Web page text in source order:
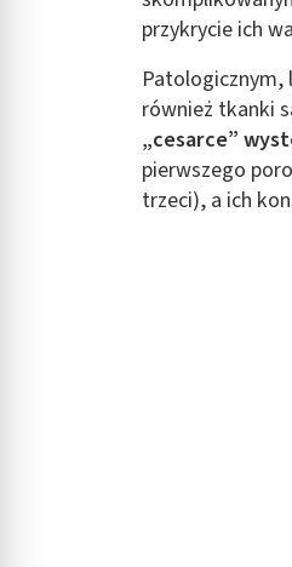
przykrycie ich
również tkanki
„cesarce”
pierwszego
trzeci), a ich
Rozumienie odbiorców dzięki
Rozwój i ulepszanie usług
Wykorzystywanie
Funkcje specjalne IAB:
Użycie dokładnych danych
Identyfikowanie urządzeń na